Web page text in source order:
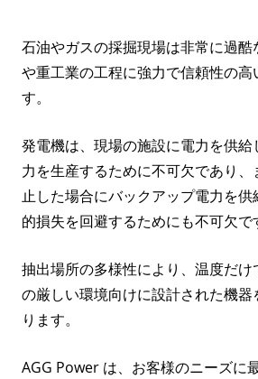
石油やガスの採掘現場は非常に過
や重工業の工程に強力で信頼性の
す。
発電機は、現場の施設に電力を供
力を生産するために不可欠であり
止した場合にバックアップ電力を
的損失を回避するためにも不可欠で
抽出場所の多様性により、温度だ
の厳しい環境向けに設計された機
ります。
AGG Power は、お客様のニーズに